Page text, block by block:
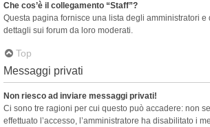
Che cos’è il collegamento “Staff”?
Questa pagina fornisce una lista degli amministratori
dettagli sui forum da loro moderati.
Top
Messaggi privati
Non riesco ad inviare messaggi privati!
Ci sono tre ragioni per cui questo può accadere: non
effettuato l’accesso, l’amministratore ha disabilitato i